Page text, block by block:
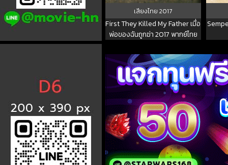
เสียงไทย2017
First They Killed My Father เมื่อ
พ่อของฉันถูกฆ่า 2017 พากย์ไทย